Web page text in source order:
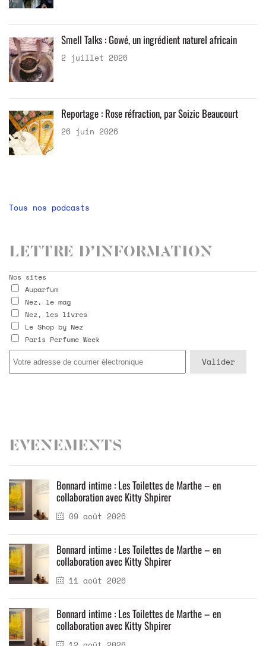
Smell Talks : Gowé, un ingrédient naturel africain
2 juillet 2026
Reportage : Rose réfraction, par Soizic Beaucourt
26 juin 2026
Tous nos podcasts
Lettre d’information
Nos sites
Auparfum
Nez, le mag
Nez, les livres
Le Shop by Nez
Paris Perfume Week
Evenements
09 août 2026
Bonnard intime : Les Toilettes de Marthe – en
collaboration avec Kitty Shpirer
11 août 2026
Bonnard intime : Les Toilettes de Marthe – en
collaboration avec Kitty Shpirer
Bonnard intime : Les Toilettes de Marthe – en
collaboration avec Kitty Shpirer